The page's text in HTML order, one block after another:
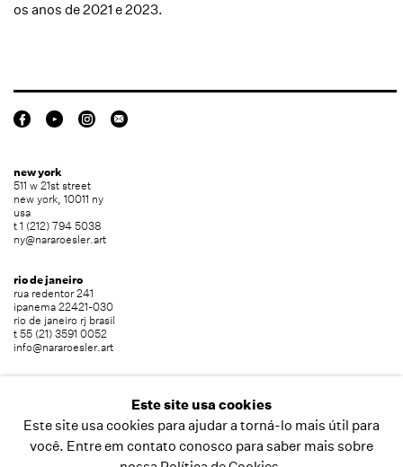
os anos de 2021 e 2023.
new york
511 w 21st street
new york, 10011 ny
usa
t 1 (212) 794 5038
ny@nararoesler.art
rio de janeiro
rua redentor 241
ipanema 22421-030
rio de janeiro rj brasil
t 55 (21) 3591 0052
info@nararoesler.art
jardim europa 01449-001
são paulo sp brasil
t 55 (11) 2039 5454
info@nararoesler.art
Este site usa cookies
Este site usa cookies para ajudar a torná-lo mais útil para
você. Entre em contato conosco para saber mais sobre